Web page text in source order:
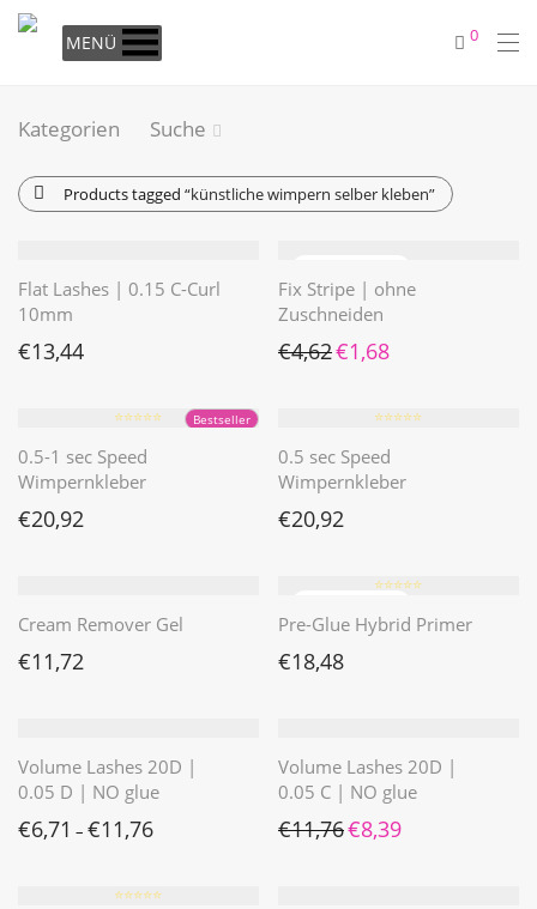
MENÜ 0
Kategorien Suche
Products tagged “künstliche wimpern selber kleben”
Flat Lashes | 0.15 C-Curl
10mm
€13,44
Fix Stripe | ohne
Zuschneiden
€4,62 Ursprünglicher Preis war:
€1,68
Bestseller
⭐️⭐️⭐️⭐️⭐️
0.5-1 sec Speed
Wimpernkleber
€20,92
⭐️⭐️⭐️⭐️⭐️
0.5 sec Speed
Wimpernkleber
€20,92
Cream Remover Gel
€11,72
⭐️⭐️⭐️⭐️⭐️
Pre-Glue Hybrid Primer
€18,48
Volume Lashes 20D |
0.05 D | NO glue
€6,71 – €11,76
Volume Lashes 20D |
0.05 C | NO glue
€11,76 Ursprünglicher Preis war:
€8,39Aktueller Preis ist:
⭐️⭐️⭐️⭐️⭐️